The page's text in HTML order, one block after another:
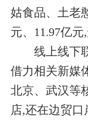
姑食品、土老
元、11.97亿元
线上线下联
借力相关新媒
北京、武汉等
店,还在边贸